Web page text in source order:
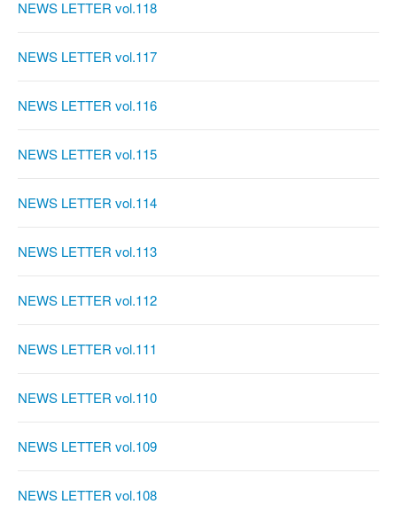
NEWS LETTER vol.118
NEWS LETTER vol.117
NEWS LETTER vol.116
NEWS LETTER vol.115
NEWS LETTER vol.114
NEWS LETTER vol.113
NEWS LETTER vol.112
NEWS LETTER vol.111
NEWS LETTER vol.110
NEWS LETTER vol.109
NEWS LETTER vol.108